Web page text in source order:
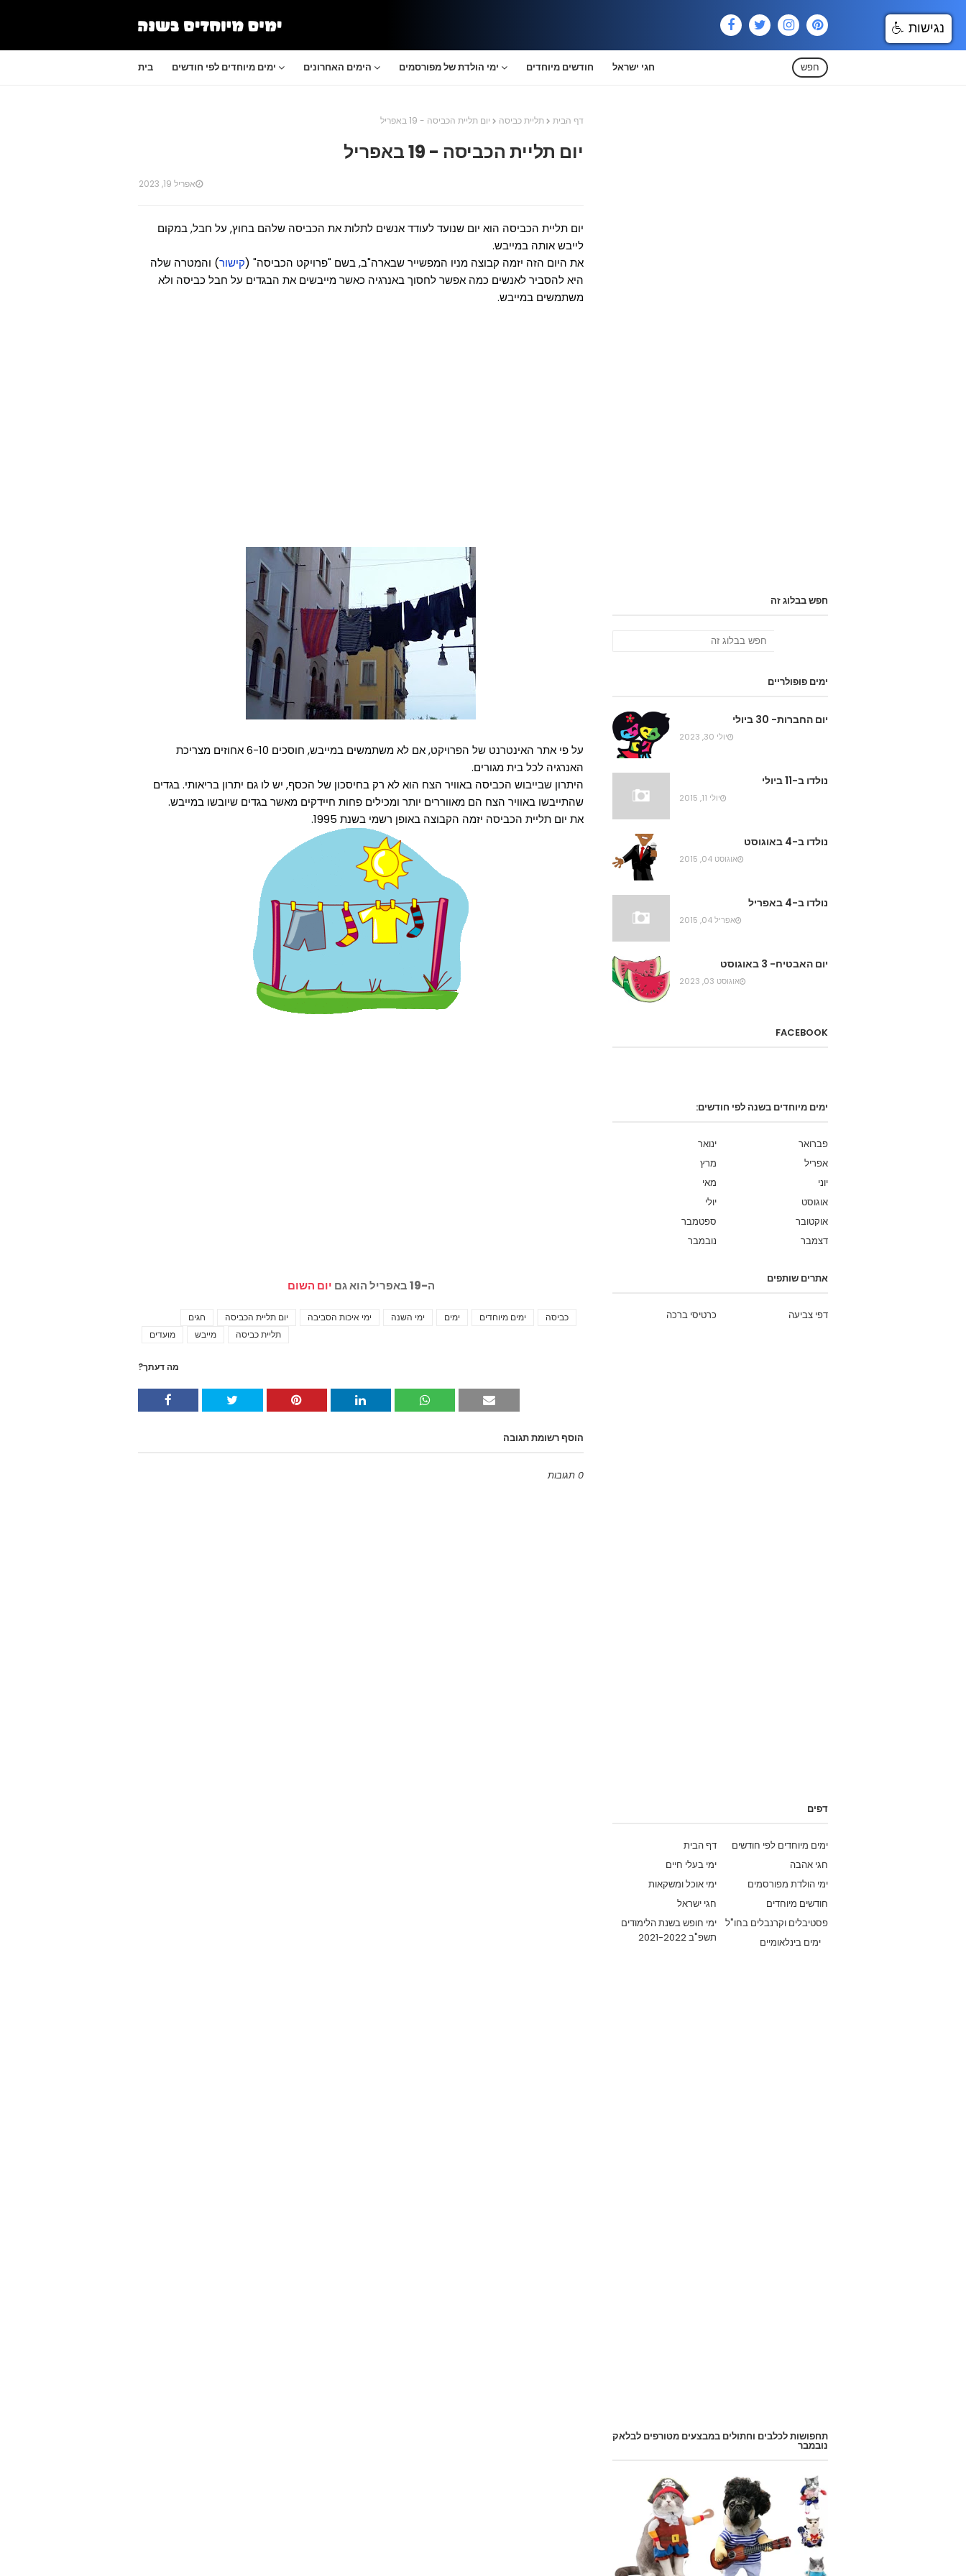
בית ימים מיוחדים לפי חודשים הימים האחרונים ימי הולדת של מפורסמים חודשים מיוחדים חגי ישראל חפש
דף הבית תליית כביסה יום תליית הכביסה - 19 באפריל
יום תליית הכביסה - 19 באפריל
אפריל 19, 2023
יום תליית הכביסה הוא יום שנועד לעודד אנשים לתלות את הכביסה שלהם בחוץ, על חבל, במקום
לייבש אותה במייבש.
את היום הזה יזמה קבוצה מניו המפשייר שבארה"ב, בשם "פרויקט הכביסה" (קישור) והמטרה שלה
היא להסביר לאנשים כמה אפשר לחסוך באנרגיה כאשר מייבשים את הבגדים על חבל כביסה ולא
משתמשים במייבש.
על פי אתר האינטרנט של הפרויקט, אם לא משתמשים במייבש, חוסכים 6-10 אחוזים מצריכת
האנרגיה לכל בית מגורים.
היתרון שבייבוש הכביסה באוויר הצח הוא לא רק בחיסכון של הכסף, יש לו גם יתרון בריאותי. בגדים
שהתייבשו באוויר הצח הם מאווררים יותר ומכילים פחות חיידקים מאשר בגדים שיובשו במייבש.
את יום תליית הכביסה יזמה הקבוצה באופן רשמי בשנת 1995.
ה-19 באפריל הוא גם יום השום
חגים יום תליית הכביסה ימי איכות הסביבה ימי השנה ימים ימים מיוחדים
כביסה
מועדים
מייבש תליית כביסה
מה דעתך?
הוסף רשומת תגובה
0 תגובות
חפש בבלוג זה
ימים פופולריים
יום החברות- 30 ביולי
יולי 30, 2023
נולדו ב-11 ביולי
יולי 11, 2015
נולדו ב-4 באוגוסט
אוגוסט 04, 2015
נולדו ב-4 באפריל
אפריל 04, 2015
יום האבטיח- 3 באוגוסט
אוגוסט 03, 2023
FACEBOOK
ימים מיוחדים בשנה לפי חודשים:
ינואר
פברואר
מרץ
אפריל
מאי
יוני
יולי
אוגוסט
ספטמבר
אוקטובר
נובמבר
דצמבר
אתרים שותפים
כרטיסי ברכה דפי צביעה
דפים
דף הבית
ימים מיוחדים לפי חודשים
ימי בעלי חיים
חגי אהבה
ימי אוכל ומשקאות
ימי הולדת מפורסמים
חגי ישראל
חודשים מיוחדים
ימי חופש בשנת הלימודים
תשפ"ב 2021-2022
פסטיבלים וקרנבלים בחו"ל
ימים בינלאומיים
תחפושות לכלבים וחתולים במבצעים מטורפים לבלאק
נובמבר
נגישות